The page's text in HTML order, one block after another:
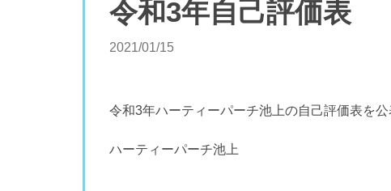
令和3年自己評価表
2021/01/15
令和3年ハーティーパーチ池上の自己評価表を公
ハーティーパーチ池上